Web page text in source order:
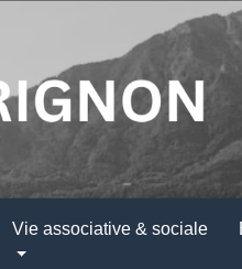
Vie associative & sociale